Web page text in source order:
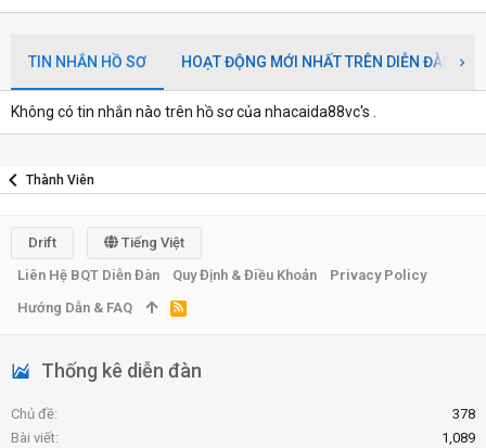
TIN NHẮN HỒ SƠ HOẠT ĐỘNG MỚI NHẤT TRÊN DIỄN ĐÀN
Không có tin nhắn nào trên hồ sơ của nhacaida88vc's .
Thành Viên
Thống kê diễn đàn
Chủ đề
378
Bài viết
1,089
Drift
Tiếng Việt
Liên Hệ BQT Diễn Đàn
Quy Định & Điều Khoản
Privacy Policy
Hướng Dẫn & FAQ
R
S